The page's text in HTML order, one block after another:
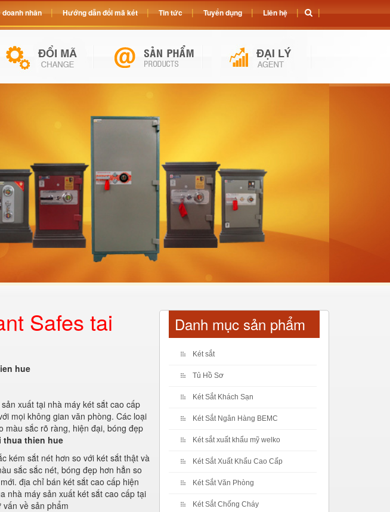
Safes tai
hue
xuất tại nhà máy két sắt cao cấp
mọi không gian văn phòng. Các loại
màu sắc rõ ràng, hiện đại, bóng đẹp
tai thua thien hue
kém sắt nét hơn so với két sắt thật và
sắc sắc nét, bóng đẹp hơn hẳn so
địa chỉ bán két sắt cao cấp hiện
nhà máy sản xuất két sắt cao cấp tại
về sản phẩm
Danh mục sản phẩm
Két sắt
Tủ Hồ Sơ
Két Sắt Khách Sạn
Két Sắt Ngân Hàng BEMC
Két sắt xuất khẩu mỹ welko
Két Sắt Xuất Khẩu Cao Cấp
Két Sắt Văn Phòng
Két Sắt Chống Cháy
doanh nhân Hướng dẫn đổi mã két Tin tức Tuyển dụng Liên hệ